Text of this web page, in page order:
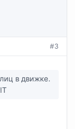
#3
в движке.